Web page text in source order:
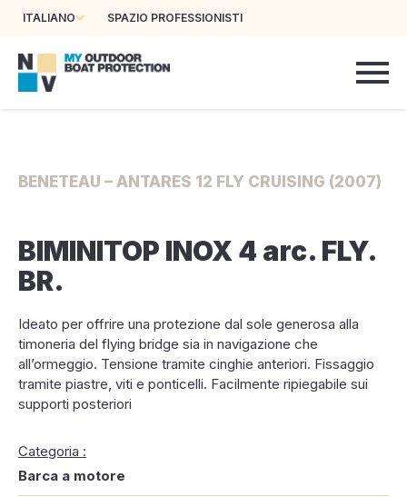
ITALIANO SPAZIO PROFESSIONISTI
BENETEAU – ANTARES 12 FLY CRUISING (2007)
BIMINITOP INOX 4 arc. FLY.
BR.
Ideato per offrire una protezione dal sole generosa alla
timoneria del flying bridge sia in navigazione che
all’ormeggio. Tensione tramite cinghie anteriori. Fissaggio
tramite piastre, viti e ponticelli. Facilmente ripiegabile sui
supporti posteriori
Categoria :
Barca a motore